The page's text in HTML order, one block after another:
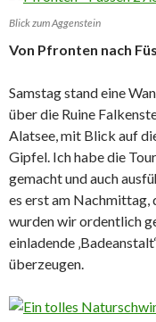
Blick zum Aggenstein
Von Pfronten nach
Samstag stand eine
über die Ruine
Alatsee, mit Blick auf
Gipfel. Ich habe die
gemacht und auch
es erst am Nachmittag,
wurden wir ordentlich
einladende
überzeugen.